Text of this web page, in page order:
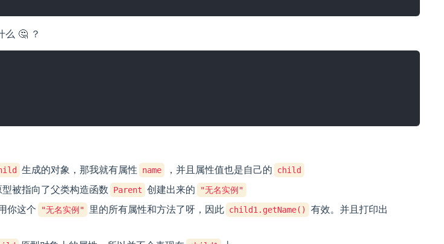
么 🤔️ ？
生成的对象，那我就有属性 name ，并且属性值也是自己的 child
被指向了父类构造函数 Parent 创建出来的 "无名实例"
你这个 "无名实例" 里的所有属性和方法了呀，因此 child1.getName() 有效。并且打印出